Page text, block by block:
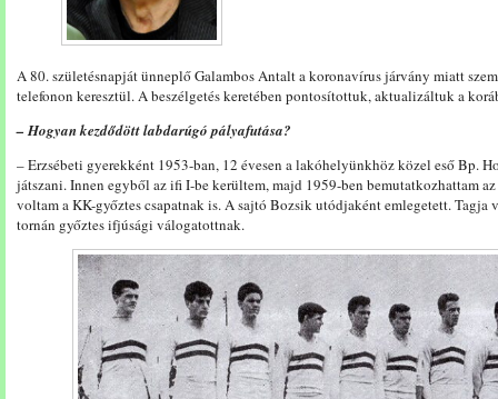
A 80. születésnapját ünneplő Galambos Antalt a koronavírus járvány miatt
telefonon keresztül. A beszélgetés keretében pontosítottuk, aktualizáltuk a
– Hogyan kezdődött labdarúgó pályafutása?
– Erzsébeti gyerekként 1953-ban, 12 évesen a lakóhelyünkhöz közel eső Bp.
játszani. Innen egyből az ifi I-be kerültem, majd 1959-ben bemutatkozhattam
voltam a KK-győztes csapatnak is. A sajtó Bozsik utódjaként emlegetett. Tagja
tornán győztes ifjúsági válogatottnak.